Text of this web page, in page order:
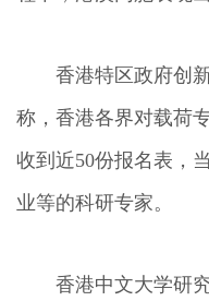
香港特区政府创新
称，香港各界对载荷
收到近50份报名表，
业等的科研专家。
香港中文大学研究